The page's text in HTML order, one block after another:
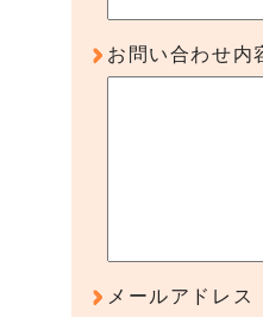
お問い合わせ内
メールアドレス